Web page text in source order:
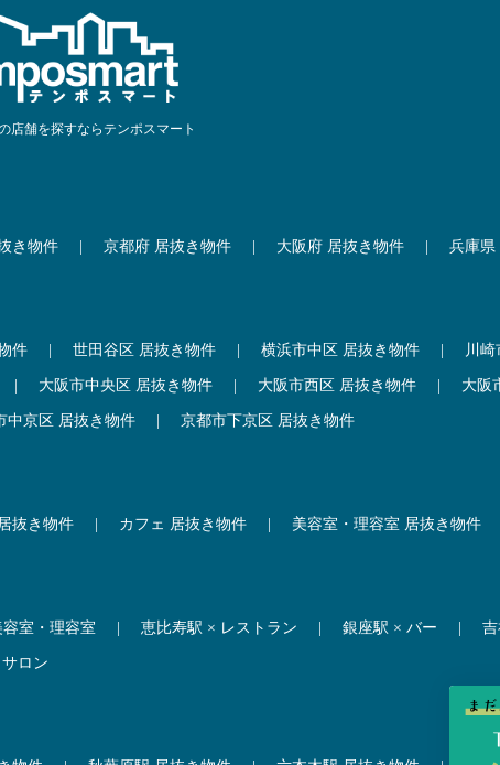
店舗を探すならテンポスマート
き物件 京都府 居抜き物件 大阪府 居抜き物件 兵庫県
件 世田谷区 居抜き物件 横浜市中区 居抜き物件 川
大阪市中央区 居抜き物件 大阪市西区 居抜き物件 大阪
中京区 居抜き物件 京都市下京区 居抜き物件
抜き物件 カフェ 居抜き物件 美容室・理容室 居抜き物件
室・理容室 恵比寿駅 × レストラン 銀座駅 × バー
ロン